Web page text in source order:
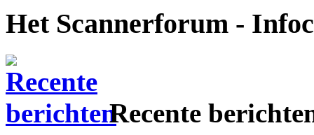
Het Scannerforum -
Recente